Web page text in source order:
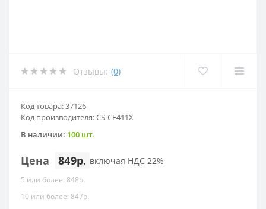
Отзывы: (0)
Код товара: 37126
Код производителя: CS-CF411X
В наличии: 100 шт.
Цена 849р. включая НДС 22%
5 или более: 848р.
10 или более: 847р.